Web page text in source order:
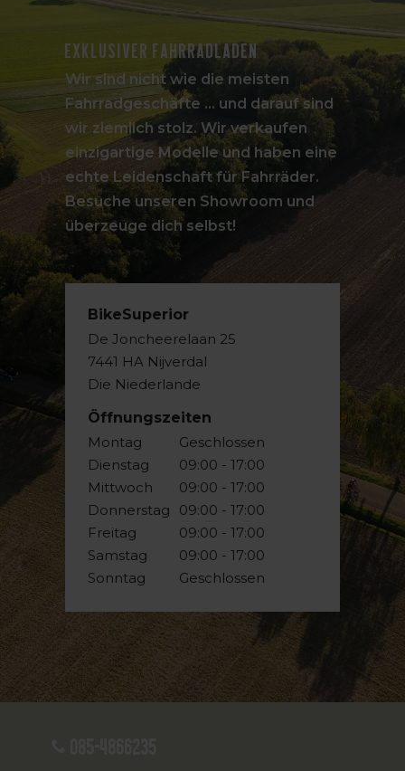
Exklusiver Fahrradladen
Wir sind nicht wie die meisten
Fahrradgeschäfte ... und darauf sind
wir ziemlich stolz. Wir verkaufen
einzigartige Modelle und haben eine
echte Leidenschaft für Fahrräder.
Besuche unseren Showroom und
überzeuge dich selbst!
BikeSuperior
De Joncheerelaan 25
7441 HA Nijverdal
Die Niederlande
Öffnungszeiten
Montag
Dienstag
Mittwoch
Donnerstag
Freitag
Samstag
Sonntag
Geschlossen
09:00 - 17:00
09:00 - 17:00
09:00 - 17:00
09:00 - 17:00
09:00 - 17:00
Geschlossen